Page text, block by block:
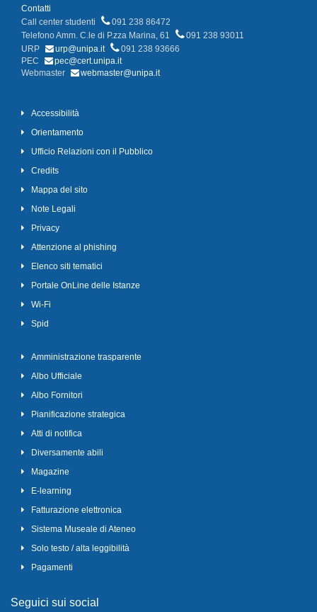
Contatti
Call center studenti
091 238 86472
Telefono Amm. C.le di P.zza Marina, 61
091 238 93011
URP
urp@unipa.it
091 238 93666
PEC
pec@cert.unipa.it
Webmaster
webmaster@unipa.it
Accessibilità
Orientamento
Ufficio Relazioni con il Pubblico
Credits
Mappa del sito
Note Legali
Privacy
Attenzione al phishing
Elenco siti tematici
Portale OnLine delle Istanze
Wi-Fi
Spid
Amministrazione trasparente
Albo Ufficiale
Albo Fornitori
Pianificazione strategica
Atti di notifica
Diversamente abili
Magazine
E-learning
Fatturazione elettronica
Sistema Museale di Ateneo
Solo testo / alta leggibilità
Pagamenti
Seguici sui social